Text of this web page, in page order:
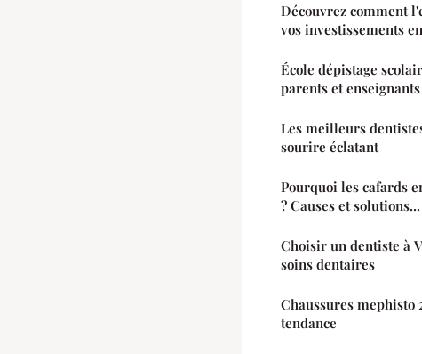
Découvrez comment
vos investissements
École dépistage
parents et enseignants
Les meilleurs
sourire éclatant
Pourquoi les cafards
? Causes et solutions...
Choisir un dentiste à
soins dentaires
Chaussures mephisto
tendance